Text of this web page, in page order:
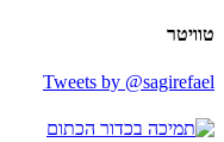
טוויטר
Tweets by @sagirefael